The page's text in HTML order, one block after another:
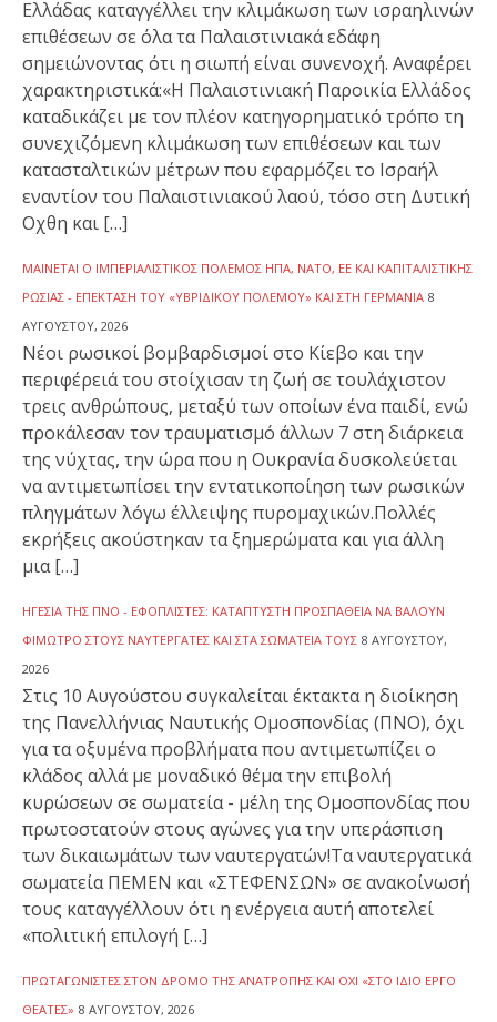
Ελλάδας καταγγέλλει την κλιμάκωση των ισραηλινών
επιθέσεων σε όλα τα Παλαιστινιακά εδάφη
σημειώνοντας ότι η σιωπή είναι συνενοχή. Αναφέρει
χαρακτηριστικά:«Η Παλαιστινιακή Παροικία Ελλάδος
καταδικάζει με τον πλέον κατηγορηματικό τρόπο τη
συνεχιζόμενη κλιμάκωση των επιθέσεων και των
κατασταλτικών μέτρων που εφαρμόζει το Ισραήλ
εναντίον του Παλαιστινιακού λαού, τόσο στη Δυτική
Οχθη και […]
ΜΑΊΝΕΤΑΙ Ο ΙΜΠΕΡΙΑΛΙΣΤΙΚΌΣ ΠΌΛΕΜΟΣ ΗΠΑ, ΝΑΤΟ, ΕΕ ΚΑΙ ΚΑΠΙΤΑΛΙΣΤΙΚΉΣ
ΡΩΣΊΑΣ - ΕΠΈΚΤΑΣΗ ΤΟΥ «ΥΒΡΙΔΙΚΟΎ ΠΟΛΈΜΟΥ» ΚΑΙ ΣΤΗ ΓΕΡΜΑΝΊΑ 8
ΑΥΓΟΎΣΤΟΥ, 2026
Νέοι ρωσικοί βομβαρδισμοί στο Κίεβο και την
περιφέρειά του στοίχισαν τη ζωή σε τουλάχιστον
τρεις ανθρώπους, μεταξύ των οποίων ένα παιδί, ενώ
προκάλεσαν τον τραυματισμό άλλων 7 στη διάρκεια
της νύχτας, την ώρα που η Ουκρανία δυσκολεύεται
να αντιμετωπίσει την εντατικοποίηση των ρωσικών
πληγμάτων λόγω έλλειψης πυρομαχικών.Πολλές
εκρήξεις ακούστηκαν τα ξημερώματα και για άλλη
μια […]
ΗΓΕΣΊΑ ΤΗΣ ΠΝΟ - ΕΦΟΠΛΙΣΤΈΣ: ΚΑΤΆΠΤΥΣΤΗ ΠΡΟΣΠΆΘΕΙΑ ΝΑ ΒΆΛΟΥΝ
ΦΊΜΩΤΡΟ ΣΤΟΥΣ ΝΑΥΤΕΡΓΆΤΕΣ ΚΑΙ ΣΤΑ ΣΩΜΑΤΕΊΑ ΤΟΥΣ 8 ΑΥΓΟΎΣΤΟΥ,
2026
Στις 10 Αυγούστου συγκαλείται έκτακτα η διοίκηση
της Πανελλήνιας Ναυτικής Ομοσπονδίας (ΠΝΟ), όχι
για τα οξυμένα προβλήματα που αντιμετωπίζει ο
κλάδος αλλά με μοναδικό θέμα την επιβολή
κυρώσεων σε σωματεία - μέλη της Ομοσπονδίας που
πρωτοστατούν στους αγώνες για την υπεράσπιση
των δικαιωμάτων των ναυτεργατών!Τα ναυτεργατικά
σωματεία ΠΕΜΕΝ και «ΣΤΕΦΕΝΣΩΝ» σε ανακοίνωσή
τους καταγγέλλουν ότι η ενέργεια αυτή αποτελεί
«πολιτική επιλογή […]
ΠΡΩΤΑΓΩΝΙΣΤΈΣ ΣΤΟΝ ΔΡΌΜΟ ΤΗΣ ΑΝΑΤΡΟΠΉΣ ΚΑΙ ΌΧΙ «ΣΤΟ ΊΔΙΟ ΈΡΓΟ
ΘΕΑΤΈΣ» 8 ΑΥΓΟΎΣΤΟΥ, 2026